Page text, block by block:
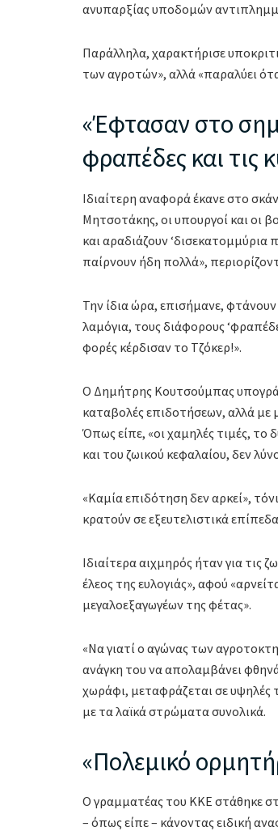
ανυπαρξίας υποδομών
Παράλληλα, χαρακτήρισε
των αγροτών», αλλά «παραλύει
«Έφτασαν στο
φραπέδες και τις
Ιδιαίτερη αναφορά έκανε στο
Μητσοτάκης, οι υπουργοί και οι
και αραδιάζουν
παίρνουν ήδη πολλά»,
Την ίδια ώρα, επισήμανε,
λαμόγια, τους διάφορους
φορές κέρδισαν το Τζόκερ!».
Ο Δημήτρης Κουτσούμπας
καταβολές επιδοτήσεων, αλλά με
Όπως είπε, «οι χαμηλές τιμές,
και του ζωικού κεφαλαίου, δεν
«Καμία επιδότηση δεν αρκεί»,
κρατούν σε εξευτελιστικά
Ιδιαίτερα αιχμηρός ήταν για
έλεος της ευλογιάς», αφού
μεγαλοεξαγωγέων της φέτας».
«Να γιατί ο αγώνας των
ανάγκη του να απολαμβάνει
χωράφι, μεταφράζεται σε υψηλές
με τα λαϊκά στρώματα συνολικά.
«Πολεμικό
Ο γραμματέας του ΚΚΕ στάθηκε
– όπως είπε – κάνοντας ειδική